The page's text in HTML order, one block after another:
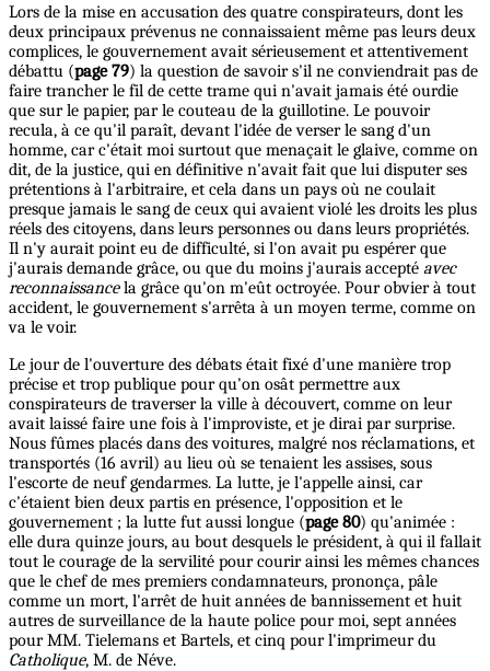
Lors de la mise en accusation des quatre conspirateurs, dont les
deux principaux prévenus ne connaissaient même pas leurs deux
complices, le gouvernement avait sérieusement et attentivement
débattu (page 79) la question de savoir s'il ne conviendrait pas de
faire trancher le fil de cette trame qui n'avait jamais été ourdie
que sur le papier, par le couteau de la guillotine. Le pouvoir
recula, à ce qu'il paraît, devant l'idée de verser le sang d'un
homme, car c'était moi surtout que menaçait le glaive, comme on
dit, de la justice, qui en définitive n'avait fait que lui disputer ses
prétentions à l'arbitraire, et cela dans un pays où ne coulait
presque jamais le sang de ceux qui avaient violé les droits les plus
réels des citoyens, dans leurs personnes ou dans leurs propriétés.
Il n'y aurait point eu de difficulté, si l'on avait pu espérer que
j'aurais demande grâce, ou que du moins j'aurais accepté avec
reconnaissancela grâce qu'on m'eût octroyée. Pour obvier à tout
accident, le gouvernement s'arrêta à un moyen terme, comme on
va le voir.
Le jour de l'ouverture des débats était fixé d'une manière trop
précise et trop publique pour qu'on osât permettre aux
conspirateurs de traverser la ville à découvert, comme on leur
avait laissé faire une fois à l'improviste, et je dirai par surprise.
Nous fûmes placés dans des voitures, malgré nos réclamations, et
transportés (16 avril) au lieu où se tenaient les assises, sous
l'escorte de neuf gendarmes. La lutte, je l'appelle ainsi, car
c'étaient bien deux partis en présence, l'opposition et le
gouvernement ; la lutte fut aussi longue (page 80) qu'animée :
elle dura quinze jours, au bout desquels le président, à qui il fallait
tout le courage de la servilité pour courir ainsi les mêmes chances
que le chef de mes premiers condamnateurs, prononça, pâle
comme un mort, l'arrêt de huit années de bannissement et huit
autres de surveillance de la haute police pour moi, sept années
pour MM. Tielemans et Bartels, et cinq pour l'imprimeur du
Catholique, M. de Néve.